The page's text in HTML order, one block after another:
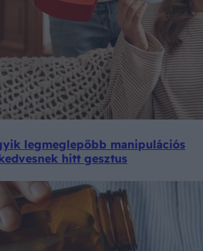
legmeglepőbb manipulációs
hitt gesztus